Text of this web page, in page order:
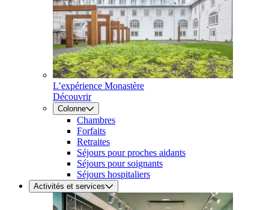
L’expérience Monastère
Découvrir
Colonne
Chambres
Forfaits
Retraites
Séjours pour proches aidants
Séjours pour soignants
Séjours hospitaliers
Activités et services